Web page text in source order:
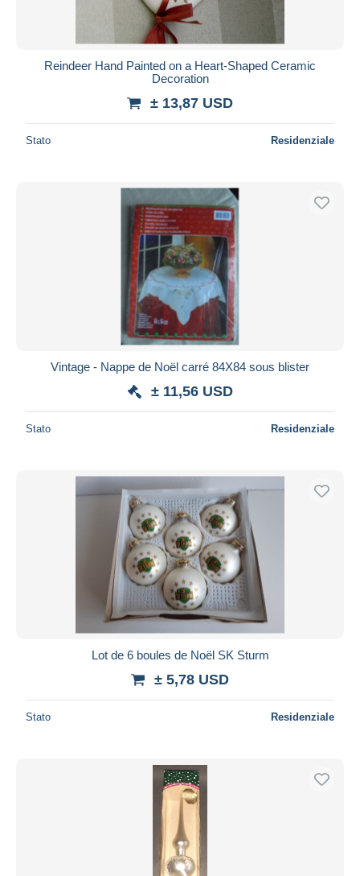
Reindeer Hand Painted on a Heart-Shaped Ceramic
Decoration
± 13,87 USD
Stato Residenziale
Vintage - Nappe de Noël carré 84X84 sous blister
± 11,56 USD
Stato Residenziale
Lot de 6 boules de Noël SK Sturm
± 5,78 USD
Stato Residenziale